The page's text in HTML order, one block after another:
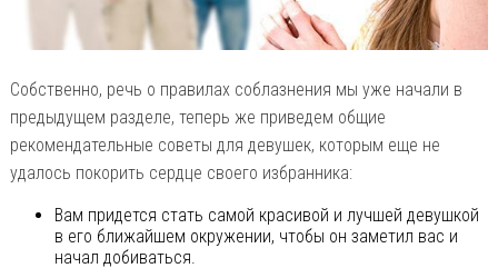
Собственно, речь о правилах соблазнения мы уже начали в
предыдущем разделе, теперь же приведем общие
рекомендательные советы для девушек, которым еще не
удалось покорить сердце своего избранника:
Вам придется стать самой красивой и лучшей девушкой
в его ближайшем окружении, чтобы он заметил вас и
начал добиваться.